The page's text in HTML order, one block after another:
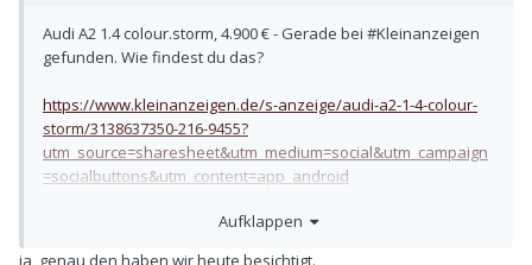
Audi A2 1.4 colour.storm, 4.900 € - Gerade bei #Kleinanzeigen
gefunden. Wie findest du das?
https://www.kleinanzeigen.de/s-anzeige/audi-a2-1-4-colour-
storm/3138637350-216-9455?
utm_source=sharesheet&utm_medium=social&utm_campaign
=socialbuttons&utm_content=app_android
Den hattet ihr besichtigt?Aufklappen
ja, genau den haben wir heute besichtigt.